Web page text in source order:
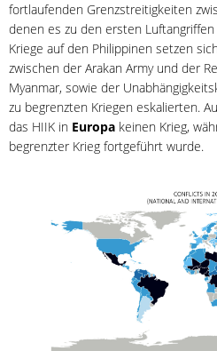
fortlaufenden Grenzstreitigkeiten
denen es zu den ersten
Kriege auf den Philippinen setzen
zwischen der Arakan Army und der
Myanmar, sowie der
zu begrenzten Kriegen eskalierten.
das HIIK in Europa keinen Krieg,
begrenzter Krieg fortgeführt wurde.